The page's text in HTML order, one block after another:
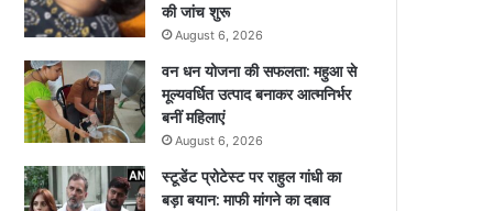
की जांच शुरू
August 6, 2026
वन धन योजना की सफलता: महुआ से
मूल्यवर्धित उत्पाद बनाकर आत्मनिर्भर
बनीं महिलाएं
August 6, 2026
स्टूडेंट प्रोटेस्ट पर राहुल गांधी का
बड़ा बयान: माफी मांगने का दबाव